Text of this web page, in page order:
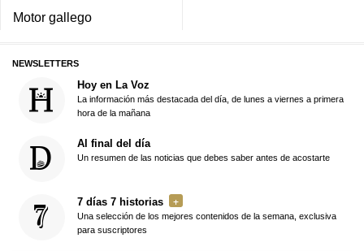
Motor gallego
NEWSLETTERS
Hoy en La Voz
La información más destacada del día, de lunes a viernes a primera
hora de la mañana
Al final del día
Un resumen de las noticias que debes saber antes de acostarte
7 días 7 historias
Una selección de los mejores contenidos de la semana, exclusiva
para suscriptores